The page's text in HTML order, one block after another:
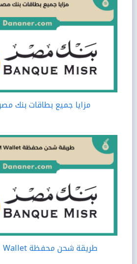
مزايا جميع بطاقات بنك مصر
طريقة شحن محفظة BM Wallet بنك مصر